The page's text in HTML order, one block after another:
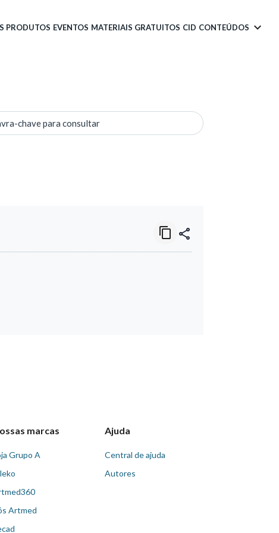
PRODUTOS EVENTOS MATERIAIS GRATUITOS CID CONTEÚDOS
chave para consultar
marcas
Grupo A
Artmed
Ajuda
Central de ajuda
Autores